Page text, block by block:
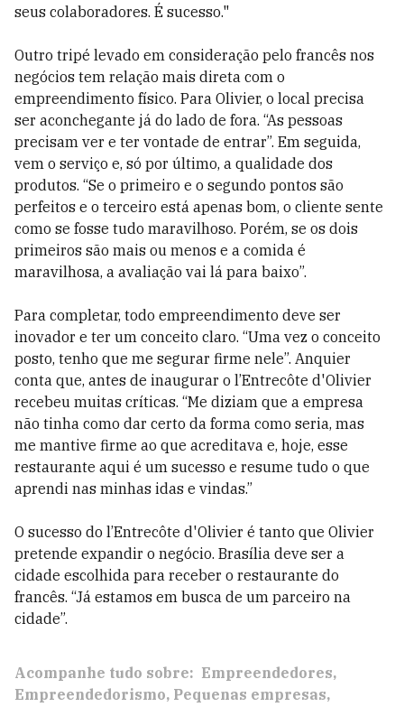
seus colaboradores. É sucesso."
Outro tripé levado em consideração pelo francês nos
negócios tem relação mais direta com o
empreendimento físico. Para Olivier, o local precisa
ser aconchegante já do lado de fora. “As pessoas
precisam ver e ter vontade de entrar”. Em seguida,
vem o serviço e, só por último, a qualidade dos
produtos. “Se o primeiro e o segundo pontos são
perfeitos e o terceiro está apenas bom, o cliente sente
como se fosse tudo maravilhoso. Porém, se os dois
primeiros são mais ou menos e a comida é
maravilhosa, a avaliação vai lá para baixo”.
Para completar, todo empreendimento deve ser
inovador e ter um conceito claro. “Uma vez o conceito
posto, tenho que me segurar firme nele”. Anquier
conta que, antes de inaugurar o l’Entrecôte d'Olivier
recebeu muitas críticas. “Me diziam que a empresa
não tinha como dar certo da forma como seria, mas
me mantive firme ao que acreditava e, hoje, esse
restaurante aqui é um sucesso e resume tudo o que
aprendi nas minhas idas e vindas.”
O sucesso do l’Entrecôte d'Olivier é tanto que Olivier
pretende expandir o negócio. Brasília deve ser a
cidade escolhida para receber o restaurante do
francês. “Já estamos em busca de um parceiro na
cidade”.
Acompanhe tudo sobre: Empreendedores
Empreendedorismo Pequenas empresas